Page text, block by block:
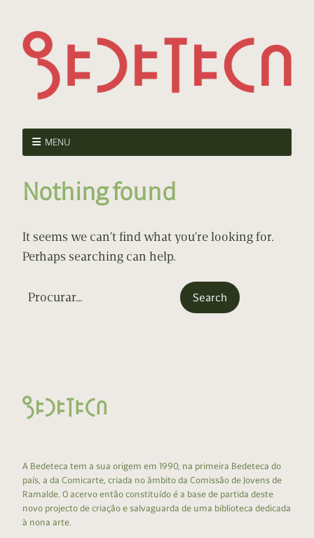
MENU
Nothing found
It seems we can’t find what you’re looking for.
Perhaps searching can help.
A Bedeteca tem a sua origem em 1990, na primeira Bedeteca do
país, a da Comicarte, criada no âmbito da Comissão de Jovens de
Ramalde. O acervo então constituído é a base de partida deste
novo projecto de criação e salvaguarda de uma biblioteca dedicada
à nona arte.